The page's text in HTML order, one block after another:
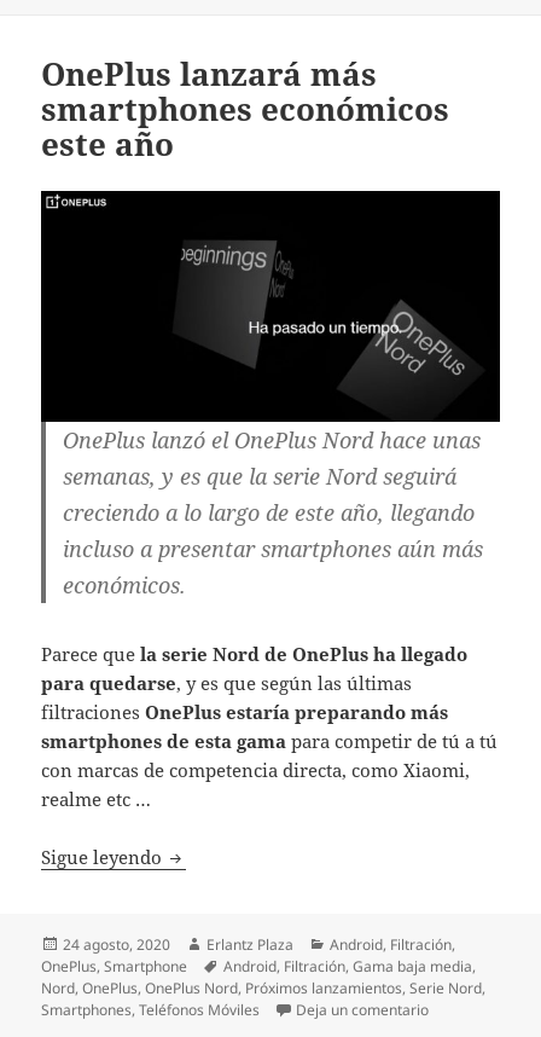
OnePlus lanzará más
smartphones económicos
este año
OnePlus lanzó el OnePlus Nord hace unas
semanas, y es que la serie Nord seguirá
creciendo a lo largo de este año, llegando
incluso a presentar smartphones aún más
económicos.
Parece quela serie Nord de OnePlus ha llegado
para quedarse, y es que según las últimas
filtracionesOnePlus estaría preparando más
smartphones de esta gama para competir de tú a tú
con marcas de competencia directa, como Xiaomi,
realme etc …
Sigue leyendo OnePlus lanzará más smartphones
Publicado
el
24 agosto, 2020 Autor
Erlantz Plaza Categorías
Android, Filtración,
OnePlus,Smartphone Etiquetas
Android, Filtración,Gama baja media,
Nord,OnePlus,OnePlus Nord, Próximos lanzamientos,Serie Nord,
Smartphones,Teléfonos Móviles Deja un comentarioen OnePlus